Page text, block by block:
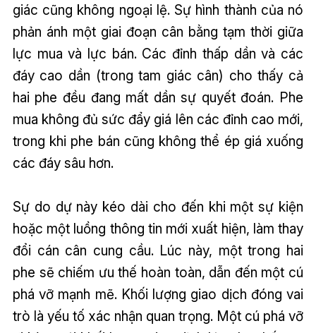
giác cũng không ngoại lệ. Sự hình thành của nó
phản ánh một giai đoạn cân bằng tạm thời giữa
lực mua và lực bán. Các đỉnh thấp dần và các
đáy cao dần (trong tam giác cân) cho thấy cả
hai phe đều đang mất dần sự quyết đoán. Phe
mua không đủ sức đẩy giá lên các đỉnh cao mới,
trong khi phe bán cũng không thể ép giá xuống
các đáy sâu hơn.
Sự do dự này kéo dài cho đến khi một sự kiện
hoặc một luồng thông tin mới xuất hiện, làm thay
đổi cán cân cung cầu. Lúc này, một trong hai
phe sẽ chiếm ưu thế hoàn toàn, dẫn đến một cú
phá vỡ mạnh mẽ. Khối lượng giao dịch đóng vai
trò là yếu tố xác nhận quan trọng. Một cú phá vỡ